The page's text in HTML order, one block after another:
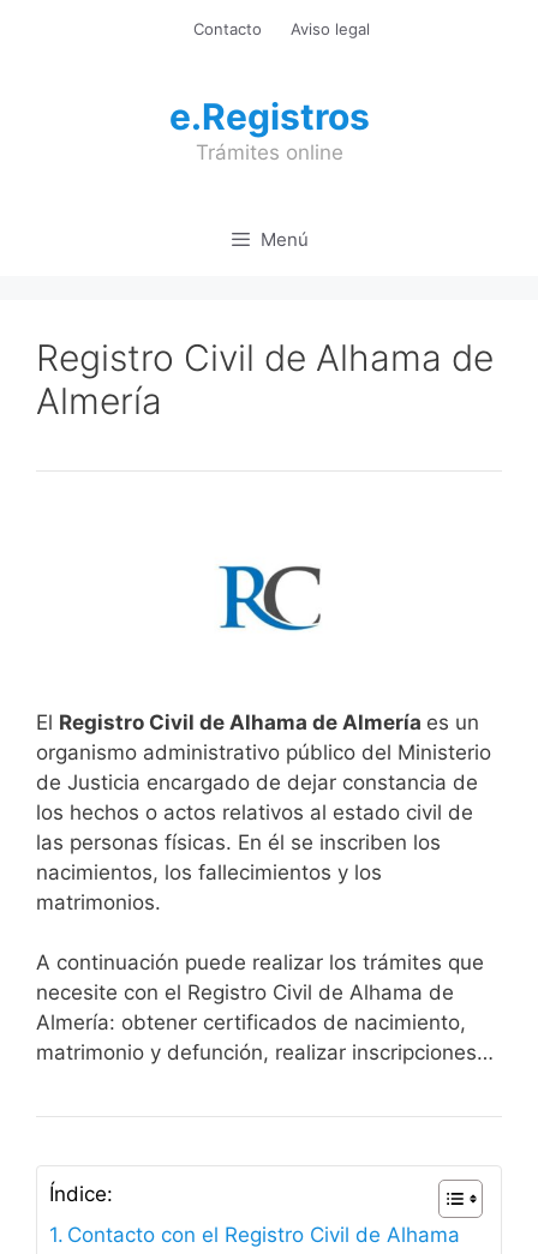
Contacto Aviso legal
e.Registros
Trámites online
Menú
Registro Civil de Alhama de
Almería
El Registro Civil de Alhama de Almería es un
organismo administrativo público del Ministerio
de Justicia encargado de dejar constancia de
los hechos o actos relativos al estado civil de
las personas físicas. En él se inscriben los
nacimientos, los fallecimientos y los
matrimonios.
A continuación puede realizar los trámites que
necesite con el Registro Civil de Alhama de
Almería: obtener certificados de nacimiento,
matrimonio y defunción, realizar inscripciones…
Índice:
Contacto con el Registro Civil de Alhama